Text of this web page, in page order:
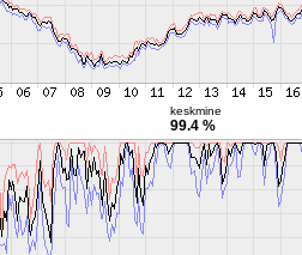
keskmine
99.4 %